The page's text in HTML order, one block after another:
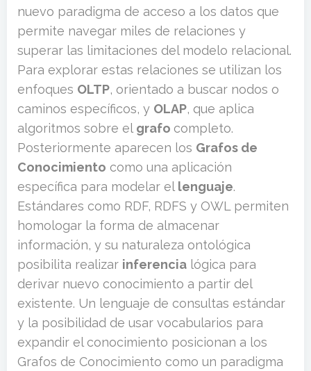
nuevo paradigma de acceso a los datos que
permite navegar miles de relaciones y
superar las limitaciones del modelo relacional.
Para explorar estas relaciones se utilizan los
enfoques OLTP, orientado a buscar nodos o
caminos específicos, y OLAP, que aplica
algoritmos sobre el grafo completo.
Posteriormente aparecen los Grafos de
Conocimiento como una aplicación
específica para modelar el lenguaje.
Estándares como RDF, RDFS y OWL permiten
homologar la forma de almacenar
información, y su naturaleza ontológica
posibilita realizar inferencia lógica para
derivar nuevo conocimiento a partir del
existente. Un lenguaje de consultas estándar
y la posibilidad de usar vocabularios para
expandir el conocimiento posicionan a los
Grafos de Conocimiento como un paradigma